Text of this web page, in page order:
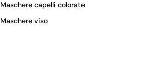
Maschere capelli colorate
Maschere viso